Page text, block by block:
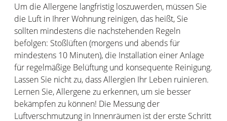
Um die Allergene langfristig loszuwerden, müssen Sie
die Luft in Ihrer Wohnung reinigen, das heißt, Sie
sollten mindestens die nachstehenden Regeln
befolgen: Stoßlüften (morgens und abends für
mindestens 10 Minuten), die Installation einer Anlage
für regelmäßige Belüftung und konsequente Reinigung.
Lassen Sie nicht zu, dass Allergien Ihr Leben ruinieren.
Lernen Sie, Allergene zu erkennen, um sie besser
bekämpfen zu können! Die Messung der
Luftverschmutzung in Innenräumen ist der erste Schritt